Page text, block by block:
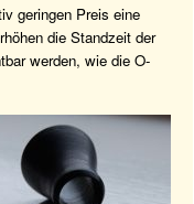
geringen Preis eine
die Standzeit der
werden, wie die O-